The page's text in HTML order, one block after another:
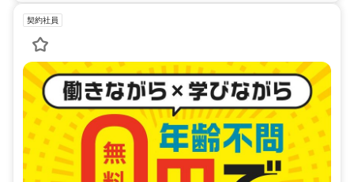
契約社員